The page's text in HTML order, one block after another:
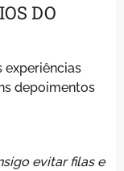
DO
experiências
depoimentos
evitar filas e